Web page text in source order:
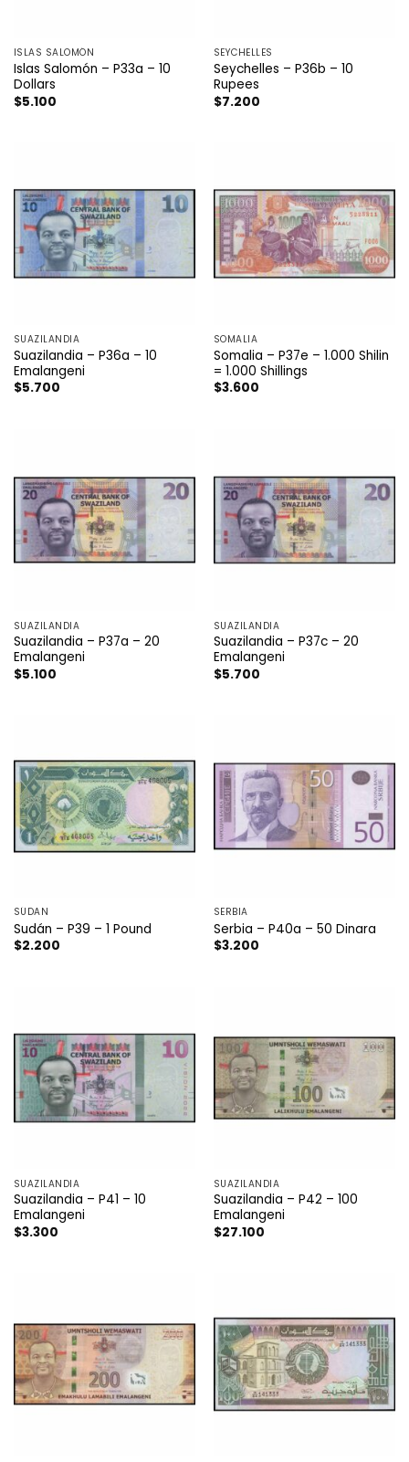
ISLAS SALOMÓN
Islas Salomón – P33a – 10
Dollars
$5.100
SEYCHELLES
Seychelles – P36b – 10
Rupees
$7.200
SUAZILANDIA
Suazilandia – P36a – 10
Emalangeni
$5.700
SOMALIA
Somalia – P37e – 1.000 Shilin
= 1.000 Shillings
$3.600
SUAZILANDIA
Suazilandia – P37a – 20
Emalangeni
$5.100
SUAZILANDIA
Suazilandia – P37c – 20
Emalangeni
$5.700
SÚDAN
Sudán – P39 – 1 Pound
$2.200
SERBIA
Serbia – P40a – 50 Dinara
$3.200
SUAZILANDIA
Suazilandia – P41 – 10
Emalangeni
$3.300
SUAZILANDIA
Suazilandia – P42 – 100
Emalangeni
$27.100